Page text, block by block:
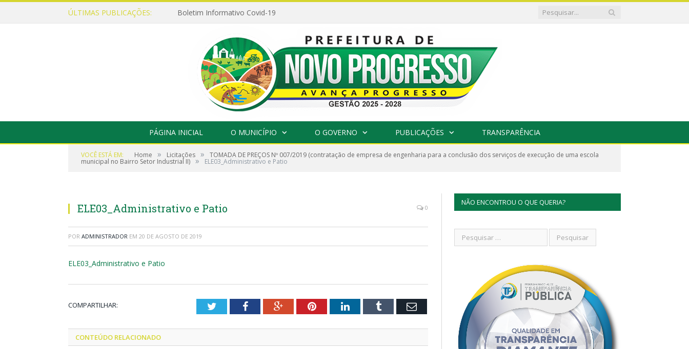
ÚLTIMAS PUBLICAÇÕES: Boletim Informativo Covid-19
PÁGINA INICIAL O MUNICÍPIO O GOVERNO PUBLICAÇÕES TRANSPARÊNCIA
VOCÊ ESTÁ EM: Home » Licitações » TOMADA DE PREÇOS Nº 007/2019 (contratação de empresa de engenharia para a conclusão dos serviços de execução de uma escola
municipal no Bairro Setor Industrial II) » ELE03_Administrativo e Patio
ELE03_Administrativo e Patio 0
POR ADMINISTRADOR EM 20 DE AGOSTO DE 2019
ELE03_Administrativo e Patio
COMPARTILHAR: TwitterFacebookGoogle+PinterestLinkedInTumblr Email
CONTEÚDO RELACIONADO
NÃO ENCONTROU O QUE QUERIA?